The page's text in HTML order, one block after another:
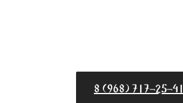
8 (968) 717-25-41